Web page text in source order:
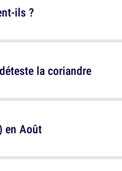
la coriandre
ils ?
en Août